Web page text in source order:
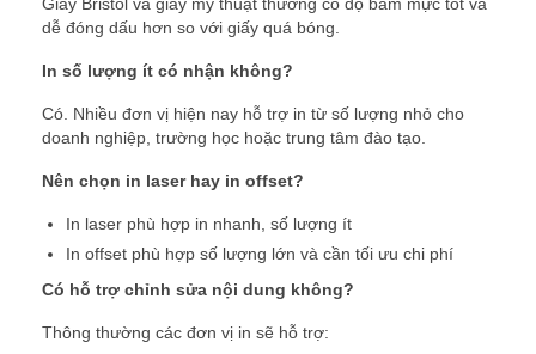
dễ đóng dấu hơn so với giấy quá bóng.
In số lượng ít có nhận không?
Có. Nhiều đơn vị hiện nay hỗ trợ in từ số lượng nhỏ cho
doanh nghiệp, trường học hoặc trung tâm đào tạo.
Nên chọn in laser hay in offset?
In laser phù hợp in nhanh, số lượng ít
In offset phù hợp số lượng lớn và cần tối ưu chi phí
Có hỗ trợ chỉnh sửa nội dung không?
Thông thường các đơn vị in sẽ hỗ trợ: